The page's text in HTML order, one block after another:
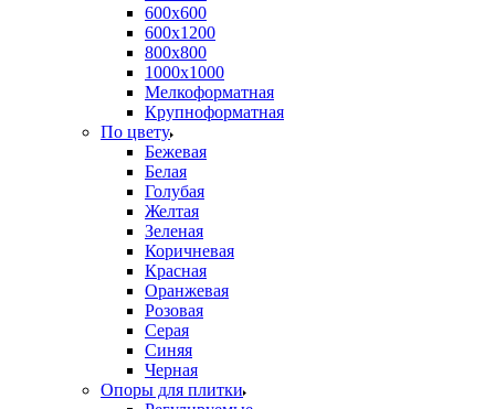
600х600
600х1200
800х800
1000х1000
Мелкоформатная
Крупноформатная
По цвету
Бежевая
Белая
Голубая
Желтая
Зеленая
Коричневая
Красная
Оранжевая
Розовая
Серая
Синяя
Черная
Опоры для плитки